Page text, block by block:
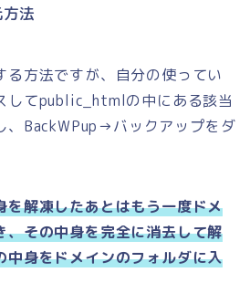
法
る方法ですが、自分の使ってい
してpublic_htmlの中にある該当
、BackWPup→バックアップをダ
を解凍したあとはもう一度ドメ
、その中身を完全に消去して解
中身をドメインのフォルダに入